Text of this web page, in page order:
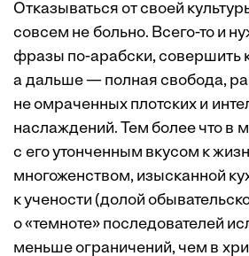
Отказываться от своей
совсем не больно. Всего-то и
фразы по-арабски, совершить
а дальше — полная свобода,
не омраченных плотских и
наслаждений. Тем более что в
с его утонченным вкусом к
многоженством, изысканной
к учености (долой
о «темноте» последователей
меньше ограничений, чем в